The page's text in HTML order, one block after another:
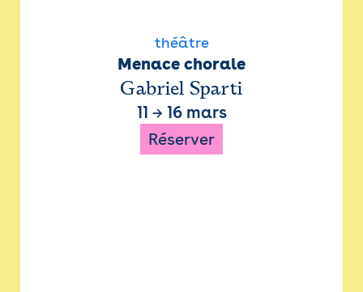
théâtre
Menace chorale
Gabriel Sparti
11 → 16 mars
Réserver